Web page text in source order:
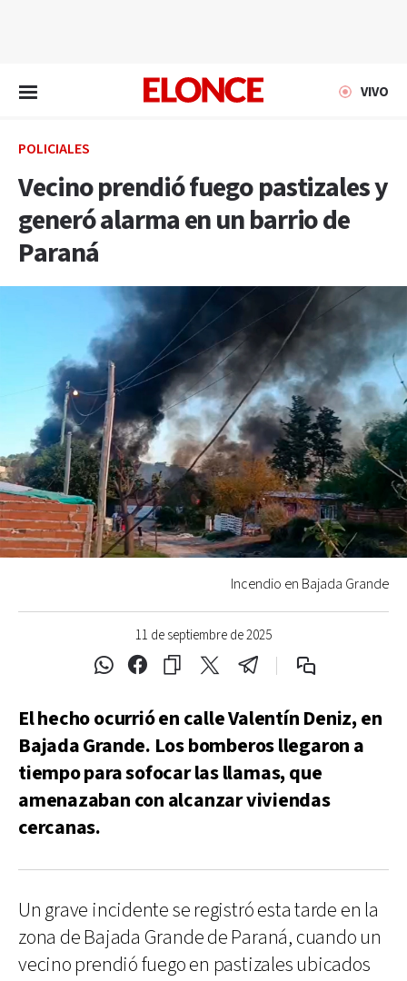
VIVO
POLICIALES
Vecino prendió fuego pastizales y
generó alarma en un barrio de
Paraná
11 de septiembre de 2025
Incendio en Bajada Grande
El hecho ocurrió en calle Valentín Deniz, en
Bajada Grande. Los bomberos llegaron a
tiempo para sofocar las llamas, que
amenazaban con alcanzar viviendas
cercanas.
Un grave incidente se registró esta tarde en la
zona de Bajada Grande de Paraná, cuando un
vecino prendió fuego en pastizales ubicados